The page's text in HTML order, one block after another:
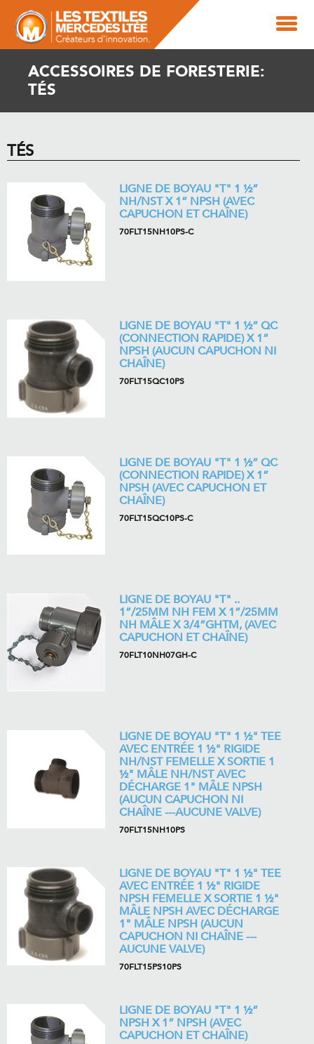
ACCESSOIRES DE FORESTERIE:
TÉS
TÉS
LIGNE DE BOYAU "T" 1 ½”
NH/NST X 1” NPSH (AVEC
CAPUCHON ET CHAÎNE)
70FLT15NH10PS-C
LIGNE DE BOYAU "T" 1 ½” QC
(CONNECTION RAPIDE) X 1”
NPSH (AUCUN CAPUCHON NI
CHAÎNE)
70FLT15QC10PS
LIGNE DE BOYAU "T" 1 ½” QC
(CONNECTION RAPIDE) X 1”
NPSH (AVEC CAPUCHON ET
CHAÎNE)
70FLT15QC10PS-C
LIGNE DE BOYAU "T" ..
1”/25MM NH FEM X 1”/25MM
NH MÂLE X 3/4”GHTM, (AVEC
CAPUCHON ET CHAÎNE)
70FLT10NH07GH-C
LIGNE DE BOYAU "T" 1 ½" TEE
AVEC ENTRÉE 1 ½" RIGIDE
NH/NST FEMELLE X SORTIE 1
½" MÂLE NH/NST AVEC
DÉCHARGE 1" MÂLE NPSH
(AUCUN CAPUCHON NI
CHAÎNE ---AUCUNE VALVE)
70FLT15NH10PS
LIGNE DE BOYAU "T" 1 ½" TEE
AVEC ENTRÉE 1 ½" RIGIDE
NPSH FEMELLE X SORTIE 1 ½"
MÂLE NPSH AVEC DÉCHARGE
1" MÂLE NPSH (AUCUN
CAPUCHON NI CHAÎNE ---
AUCUNE VALVE)
70FLT15PS10PS
LIGNE DE BOYAU "T" 1 ½”
NPSH X 1” NPSH (AVEC
CAPUCHON ET CHAÎNE)